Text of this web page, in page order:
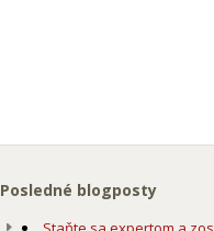
Posledné blogposty